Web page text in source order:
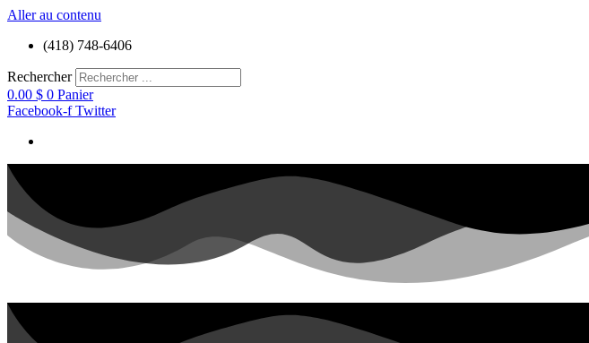
Aller au contenu
(418) 748-6406
Rechercher
0.00 $ 0 Panier
Facebook-f Twitter